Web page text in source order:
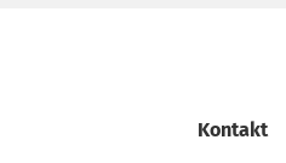
Kontakt